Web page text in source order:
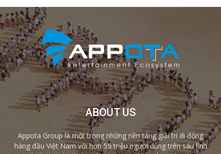
ABOUT US
Appota Group là một trong những nền tảng giải trí di động
hàng đầu Việt Nam với hơn 55 triệu người dùng trên sáu lĩnh